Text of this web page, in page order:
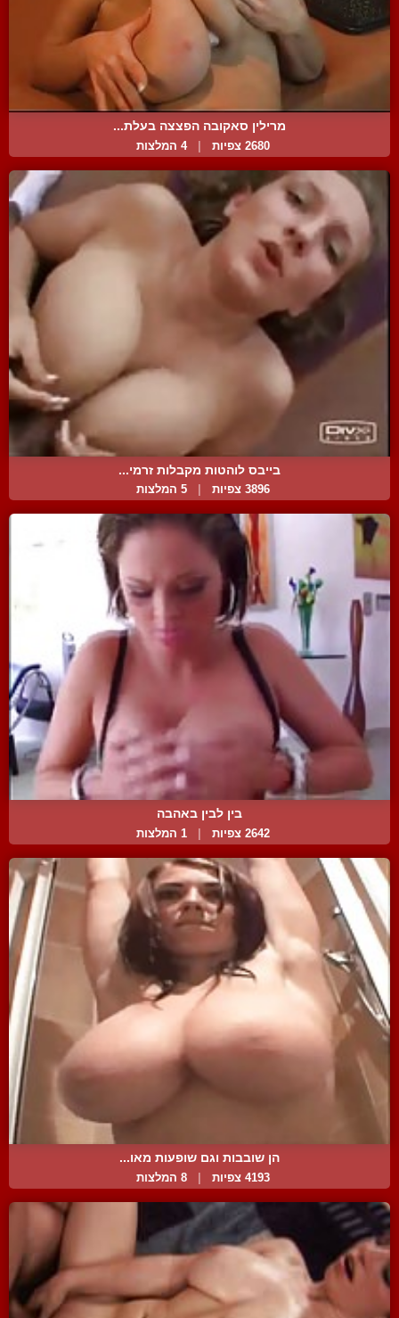
מרילין סאקובה הפצצה בעלת...
2680 צפיות | 4 המלצות
בייבס לוהטות מקבלות זרמי...
3896 צפיות 5 המלצות
בין לבין באהבה
2642 צפיות 1 המלצות
הן שובבות וגם שופעות מאו...
4193 צפיות 8 המלצות